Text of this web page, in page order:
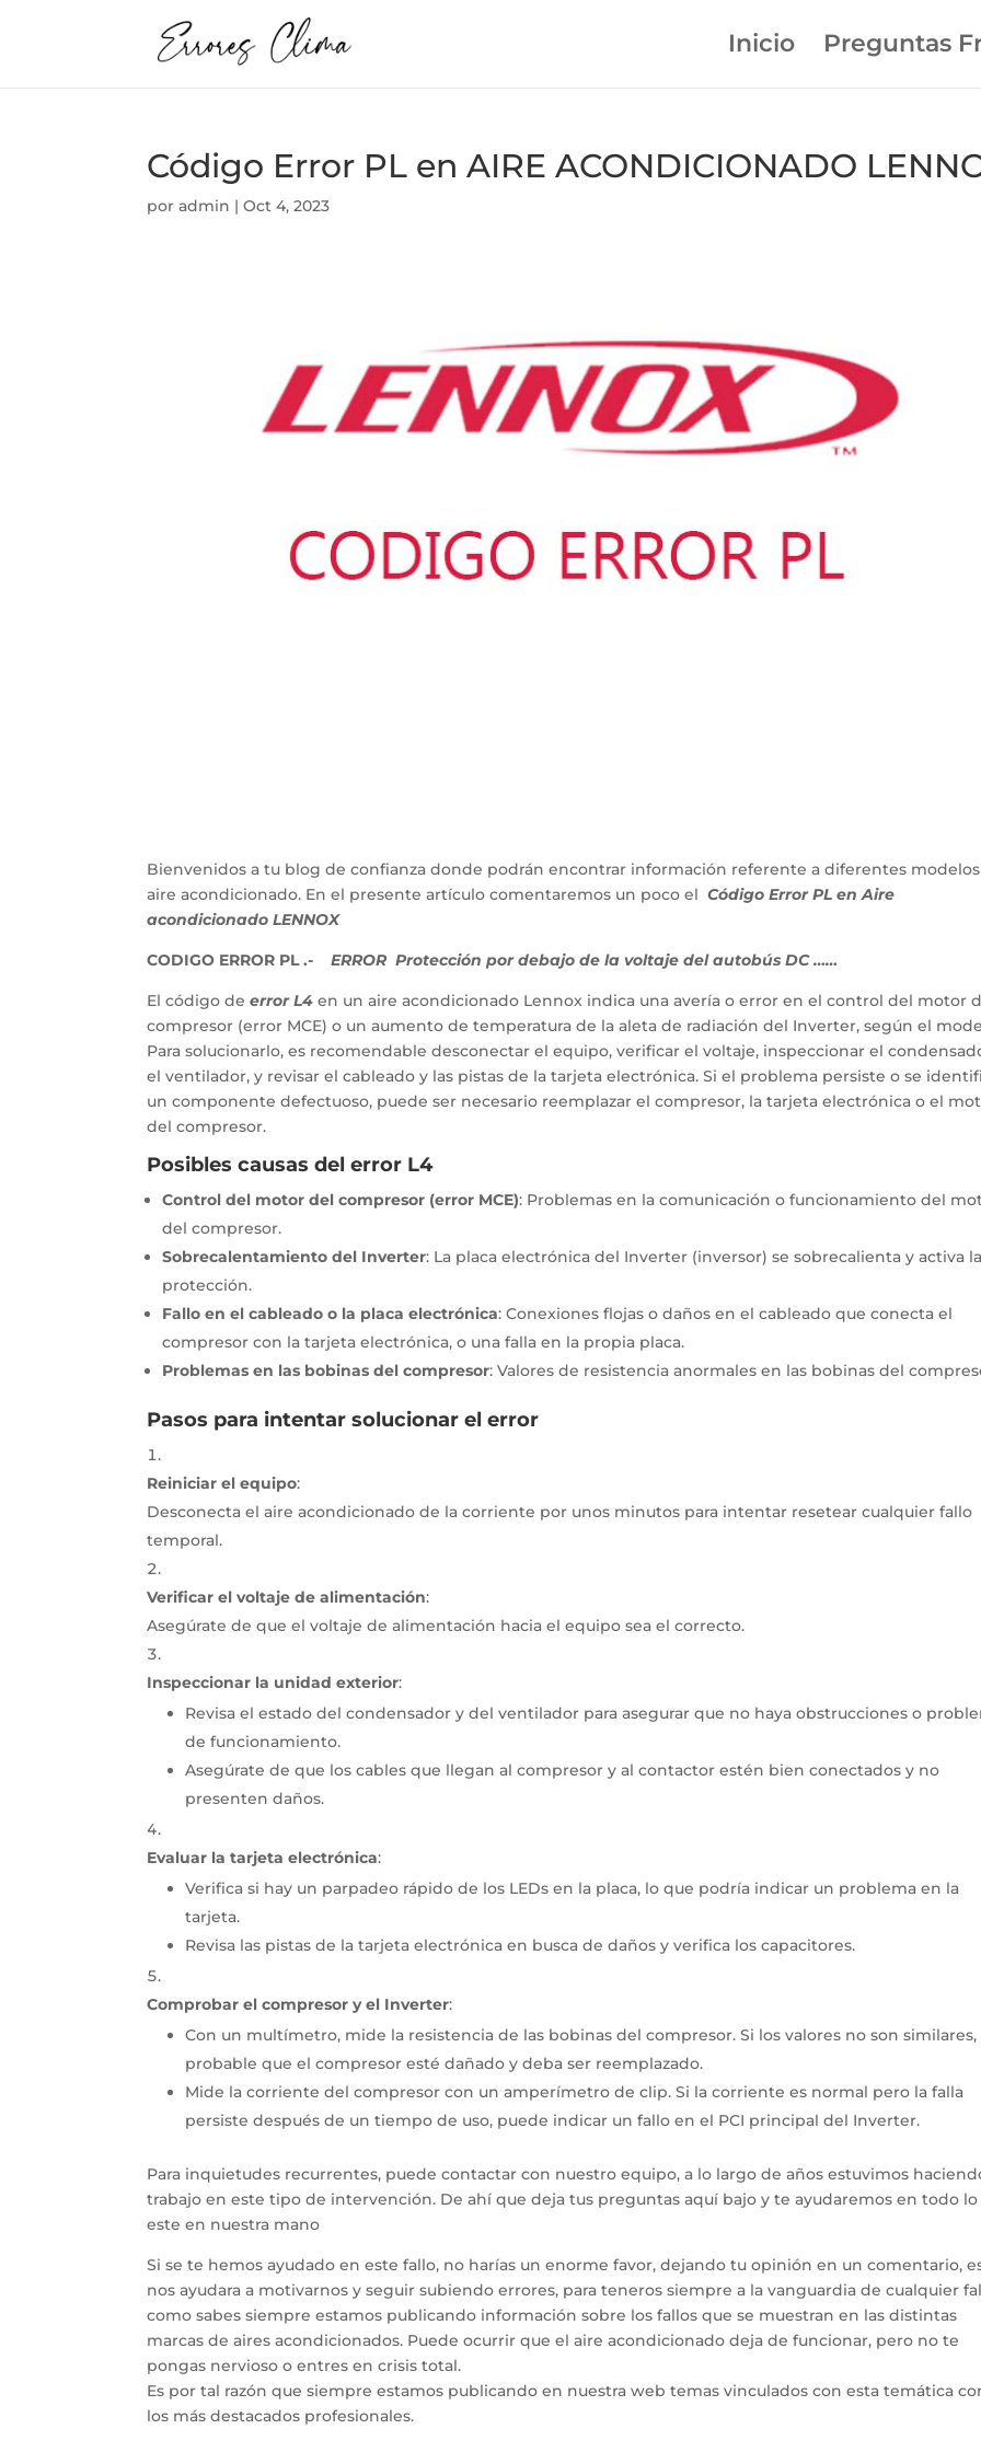
Inicio Preguntas
Código Error PL en AIRE ACONDICIONADO
poradmin |Oct 4, 2023
Bienvenidos a tu blog de confianza donde podrán encontrar información referente a diferentes
aire acondicionado. En el presente artículo comentaremos un poco elCódigo Error PL en Aire
acondicionado LENNOX
CODIGO ERROR PL .- ERROR Protección por debajo de la voltaje del autobús DC ……
El código deerror L4 en un aire acondicionado Lennox indica una avería o error en el control del motor
compresor (error MCE) o un aumento de temperatura de la aleta de radiación del Inverter, según el
Para solucionarlo, es recomendable desconectar el equipo, verificar el voltaje, inspeccionar el
el ventilador, y revisar el cableado y las pistas de la tarjeta electrónica. Si el problema persiste o se
un componente defectuoso, puede ser necesario reemplazar el compresor, la tarjeta electrónica o el
del compresor.
Posibles causas del error L4
Control del motor del compresor (error MCE): Problemas en la comunicación o funcionamiento del
del compresor.
Sobrecalentamiento del Inverter: La placa electrónica del Inverter (inversor) se sobrecalienta y activa
protección.
Fallo en el cableado o la placa electrónica:Conexiones flojas o daños en el cableado que conecta el
compresor con la tarjeta electrónica, o una falla en la propia placa.
Problemas en las bobinas del compresor:Valores de resistencia anormales en las bobinas del
Pasos para intentar solucionar el error
Reiniciar el equipo:
Desconecta el aire acondicionado de la corriente por unos minutos para intentar resetear cualquier fallo
temporal.
Verificar el voltaje de alimentación:
Asegúrate de que el voltaje de alimentación hacia el equipo sea el correcto.
Inspeccionar la unidad exterior:
Revisa el estado del condensador y del ventilador para asegurar que no haya obstrucciones o
de funcionamiento.
Asegúrate de que los cables que llegan al compresor y al contactor estén bien conectados y no
presenten daños.
Evaluar la tarjeta electrónica:
Verifica si hay un parpadeo rápido de los LEDs en la placa, lo que podría indicar un problema en la
tarjeta.
Revisa las pistas de la tarjeta electrónica en busca de daños y verifica los capacitores.
Comprobar el compresor y el Inverter:
Con un multímetro, mide la resistencia de las bobinas del compresor.Si los valores no son similares,
probable que el compresor esté dañado y deba ser reemplazado.
Mide la corriente del compresor con un amperímetro de clip.Si la corriente es normal pero la falla
persiste después de un tiempo de uso, puede indicar un fallo en el PCI principal del Inverter.
Para inquietudes recurrentes, puede contactar con nuestro equipo, a lo largo de años estuvimos
trabajo en este tipo de intervención. De ahí que deja tus preguntas aquí bajo y te ayudaremos en todo
este en nuestra mano
Si se te hemos ayudado en este fallo, no harías un enorme favor, dejando tu opinión en un comentario,
nos ayudara a motivarnos y seguir subiendo errores, para teneros siempre a la vanguardia de cualquier
como sabes siempre estamos publicando información sobre los fallos que se muestran en las distintas
marcas de aires acondicionados. Puede ocurrir que el aire acondicionado deja de funcionar, pero no te
pongas nervioso o entres en crisis total.
Es por tal razón que siempre estamos publicando en nuestra web temas vinculados con esta temática
los más destacados profesionales.